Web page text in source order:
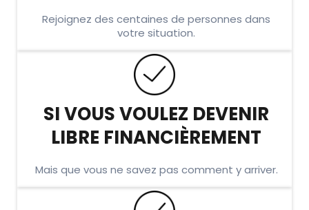
Rejoignez des centaines de personnes dans
votre situation.
SI VOUS VOULEZ DEVENIR
LIBRE FINANCIÈREMENT
Mais que vous ne savez pas comment y arriver.